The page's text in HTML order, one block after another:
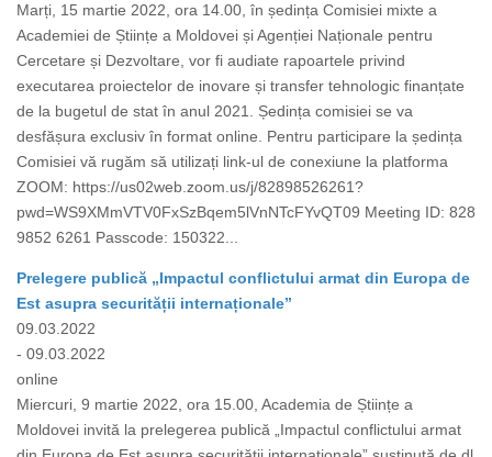
Marți, 15 martie 2022, ora 14.00, în ședința Comisiei mixte a
Academiei de Științe a Moldovei și Agenției Naționale pentru
Cercetare și Dezvoltare, vor fi audiate rapoartele privind
executarea proiectelor de inovare și transfer tehnologic finanțate
de la bugetul de stat în anul 2021. Ședința comisiei se va
desfășura exclusiv în format online. Pentru participare la ședința
Comisiei vă rugăm să utilizați link-ul de conexiune la platforma
ZOOM: https://us02web.zoom.us/j/82898526261?
pwd=WS9XMmVTV0FxSzBqem5lVnNTcFYvQT09 Meeting ID: 828
9852 6261 Passcode: 150322...
Prelegere publică „Impactul conflictului armat din Europa de
Est asupra securității internaționale”
09.03.2022
- 09.03.2022
online
Miercuri, 9 martie 2022, ora 15.00, Academia de Științe a
Moldovei invită la prelegerea publică „Impactul conflictului armat